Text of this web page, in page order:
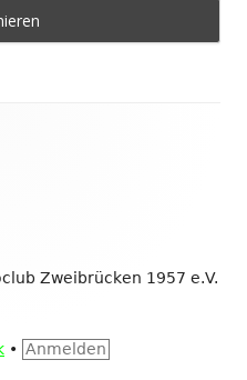
Zweibrücken 1957 e.V.
• Anmelden